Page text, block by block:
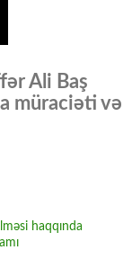
Ali Baş
müraciəti və
haqqında